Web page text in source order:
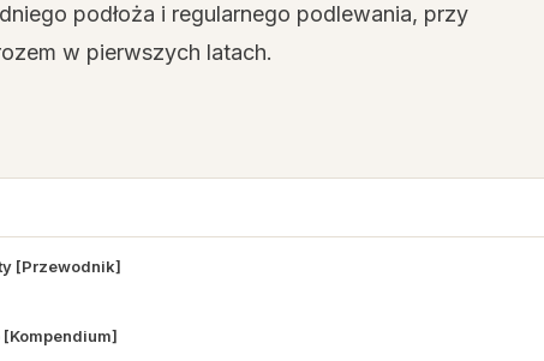
podłoża i regularnego podlewania, przy
w pierwszych latach.
[Przewodnik]
[Kompendium]